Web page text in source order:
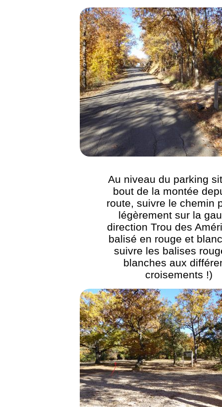
Au niveau du parking
bout de la montée
route, suivre le chemin
légèrement sur la
direction Trou des
balisé en rouge et
suivre les balises
blanches aux
croisements !)